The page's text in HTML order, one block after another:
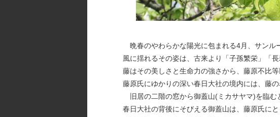
晩春のやわらかな陽光に包まれる4月、サンル
風に揺れるその姿は、古来より「子孫繁栄」「
藤はその美しさと生命力の強さから、藤原不比
藤原氏にゆかりの深い春日大社の境内には、藤
旧居の二階の窓から御蓋山(ミカサヤマ)を臨む
春日大社の背後にそびえる御蓋山は、藤原氏に